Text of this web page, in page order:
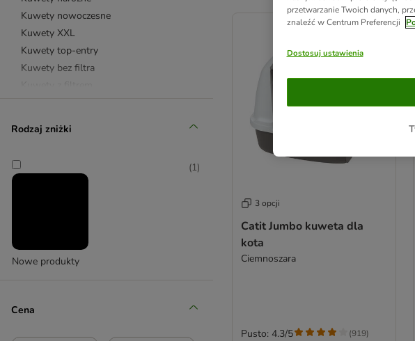
Kuwety nowoczesne
Kuwety XXL
Kuwety top-entry
Kuwety bez filtra
Wycieraczki przed kuwetę
Szafki na kuwetę
Modkat
Simon's Cat
Rodzaj zniżki
Nowe produkty
(1)
Cena
product items have been changed
3 opcji
Catit Jumbo kuweta dla
kota
Ciemnoszara
Pusto: 4.3/5 (919)
przetwarzanie Twoich danych,
znaleźć w Centrum Preferencji
Dostosuj ustawienia